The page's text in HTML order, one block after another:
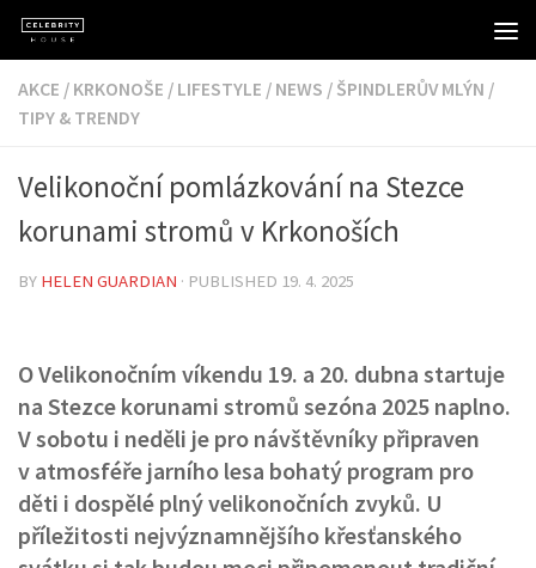
Skip to content
AKCE / KRKONOŠE / LIFESTYLE / NEWS / ŠPINDLERŮV MLÝN /
TIPY & TRENDY
Velikonoční pomlázkování na Stezce
korunami stromů v Krkonoších
BY HELEN GUARDIAN · PUBLISHED 19. 4. 2025
O Velikonočním víkendu 19. a 20. dubna startuje
na Stezce korunami stromů sezóna 2025 naplno.
V sobotu i neděli je pro návštěvníky připraven
v atmosféře jarního lesa bohatý program pro
děti i dospělé plný velikonočních zvyků. U
příležitosti nejvýznamnějšího křesťanského